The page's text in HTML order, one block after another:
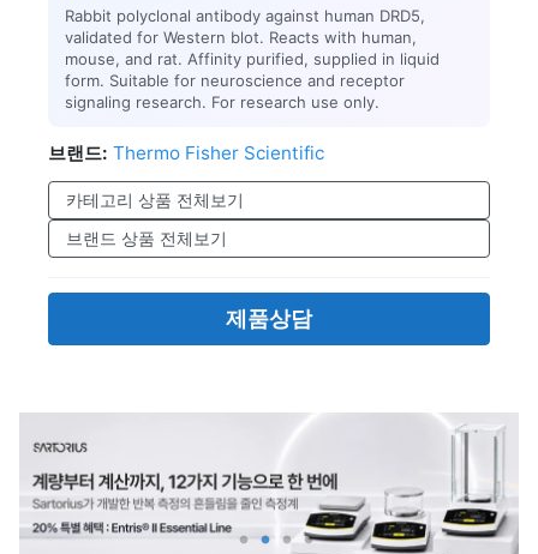
Rabbit polyclonal antibody against human DRD5,
validated for Western blot. Reacts with human,
mouse, and rat. Affinity purified, supplied in liquid
form. Suitable for neuroscience and receptor
signaling research. For research use only.
브랜드: Thermo Fisher Scientific
카테고리 상품 전체보기
브랜드 상품 전체보기
제품상담